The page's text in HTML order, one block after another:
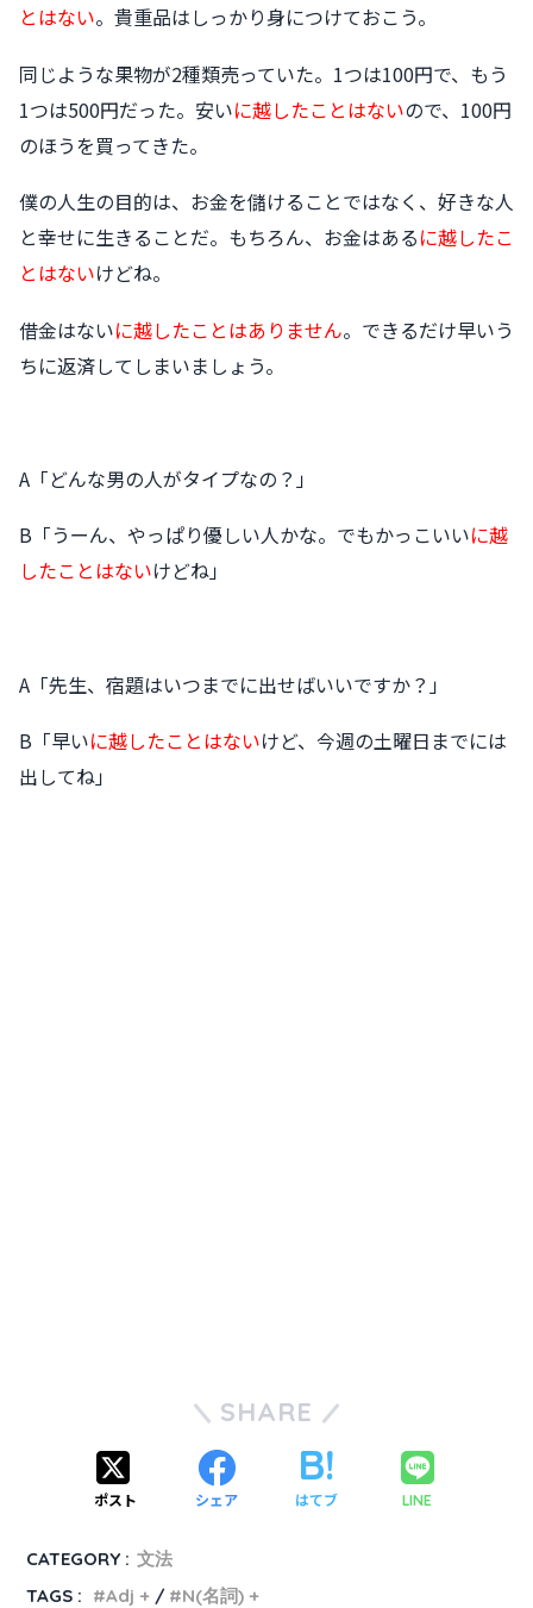
とはない。貴重品はしっかり身につけておこう。
同じような果物が2種類売っていた。1つは100円で、もう
1つは500円だった。安いに越したことはないので、100円
のほうを買ってきた。
僕の人生の目的は、お金を儲けることではなく、好きな人
と幸せに生きることだ。もちろん、お金はあるに越したこ
とはないけどね。
借金はないに越したことはありません。できるだけ早いう
ちに返済してしまいましょう。
A「どんな男の人がタイプなの？」
B「うーん、やっぱり優しい人かな。でもかっこいいに越
したことはないけどね」
A「先生、宿題はいつまでに出せばいいですか？」
B「早いに越したことはないけど、今週の土曜日までには
出してね」
SHARE
ポスト シェア はてブ LINE
CATEGORY : 文法
TAGS :
Adj + N(名詞) +